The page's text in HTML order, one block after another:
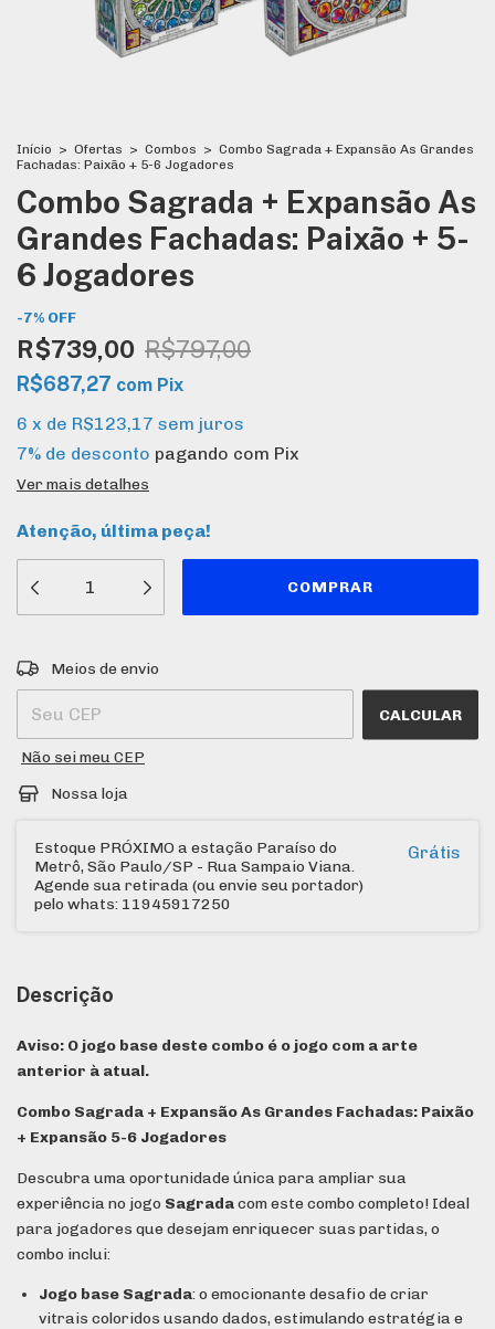
Início > Ofertas > Combos > Combo Sagrada + Expansão As Grandes
Fachadas: Paixão + 5-6 Jogadores
Combo Sagrada + Expansão As
Grandes Fachadas: Paixão + 5-
6 Jogadores
-7% OFF
R$739,00 R$797,00
R$687,27 com Pix
6 x de R$123,17 sem juros
7% de desconto pagando com Pix
Ver mais detalhes
Atenção, última peça!
Entregas para o CEP:
Meios de envio
CALCULAR
Não sei meu CEP
Nossa loja
Estoque PRÓXIMO a estação Paraíso do
Metrô, São Paulo/SP - Rua Sampaio Viana.
Agende sua retirada (ou envie seu portador)
pelo whats: 11945917250
Grátis
Descrição
Aviso: O jogo base deste combo é o jogo com a arte
anterior à atual.
Combo Sagrada + Expansão As Grandes Fachadas: Paixão
+ Expansão 5-6 Jogadores
Descubra uma oportunidade única para ampliar sua
experiência no jogo Sagradacom este combo completo! Ideal
para jogadores que desejam enriquecer suas partidas, o
combo inclui:
Jogo base Sagrada: o emocionante desafio de criar
vitrais coloridos usando dados, estimulando estratégia e